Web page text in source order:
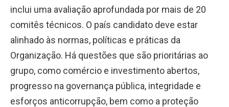
inclui uma avaliação aprofundada por mais de 20
comitês técnicos. O país candidato deve estar
alinhado às normas, políticas e práticas da
Organização. Há questões que são prioritárias ao
grupo, como comércio e investimento abertos,
progresso na governança pública, integridade e
esforços anticorrupção, bem como a proteção